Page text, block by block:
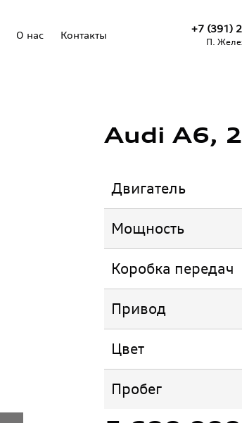
О нас Контакты
+7 (391)
П.
Audi А6,
Двигатель
Мощность
Коробка передач
Привод
Цвет
Пробег